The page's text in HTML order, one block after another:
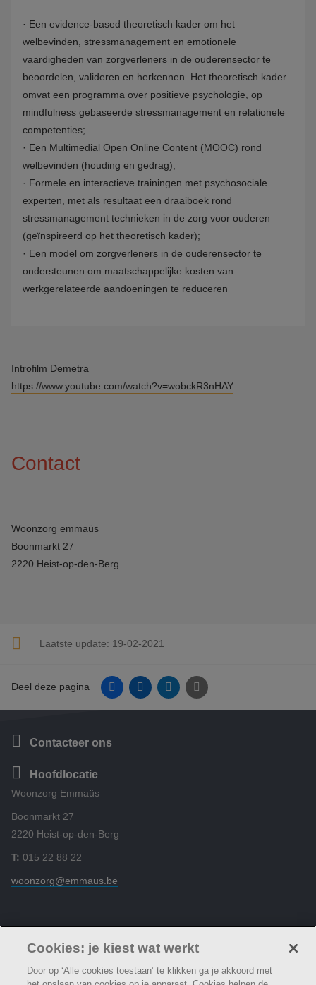
· Een evidence-based theoretisch kader om het
welbevinden, stressmanagement en emotionele
vaardigheden van zorgverleners in de ouderensector te
beoordelen, valideren en herkennen. Het theoretisch kader
omvat een programma over positieve psychologie, op
mindfulness gebaseerde stressmanagement en relationele
competenties;
· Een Multimedial Open Online Content (MOOC) rond
welbevinden (houding en gedrag);
· Formele en interactieve trainingen met psychosociale
experten, met als resultaat een draaiboek rond
stressmanagement technieken in de zorg voor ouderen
(geïnspireerd op het theoretisch kader);
· Een model om zorgverleners in de ouderensector te
ondersteunen om maatschappelijke kosten van
werkgerelateerde aandoeningen te reduceren
Introfilm Demetra
https://www.youtube.com/watch?v=wobckR3nHAY
Contact
Woonzorg emmaüs
Boonmarkt 27
2220 Heist-op-den-Berg
Laatste update: 19-02-2021
Deel deze pagina FacebookLinkedinTwitter E-mail
Contacteer ons
Hoofdlocatie
Woonzorg Emmaüs
Boonmarkt 27
2220 Heist-op-den-Berg
T: 015 22 88 22
woonzorg@emmaus.be
Cookies: je kiest wat werkt
Door op ‘Alle cookies toestaan’ te klikken ga je akkoord met